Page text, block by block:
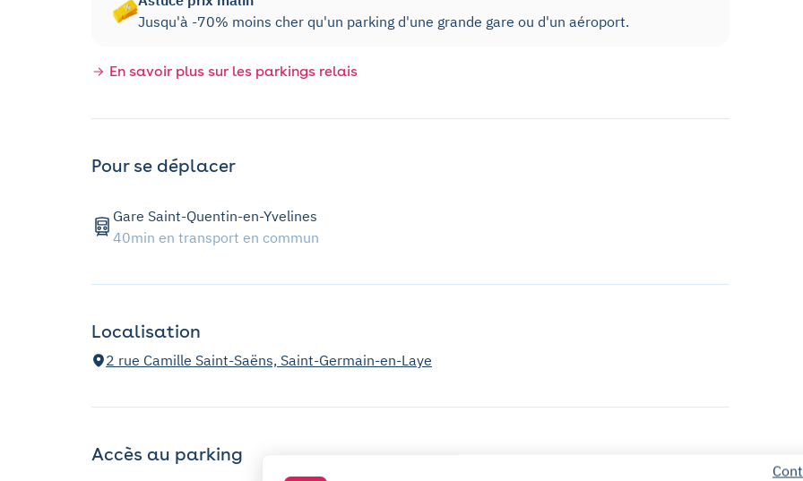
Jusqu'à -70% moins cher qu'un parking d'une grande gare ou d'un aéroport.
En savoir plus sur les parkings relais
Pour se déplacer
Gare Saint-Quentin-en-Yvelines
40min en transport en commun
Localisation
2 rue Camille Saint-Saëns, Saint-Germain-en-Laye
Accès au parking